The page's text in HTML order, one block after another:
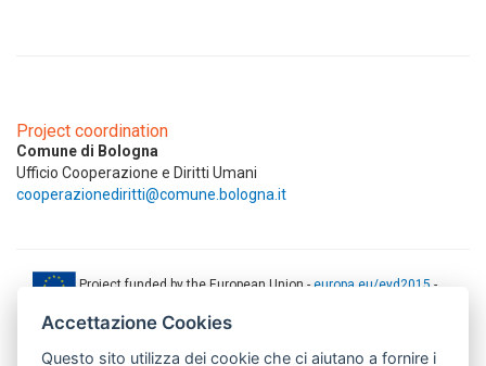
Project coordination
Comune di Bologna
Ufficio Cooperazione e Diritti Umani
cooperazionediritti@comune.bologna.it
Project funded by the European Union -europa.eu/eyd2015 -
European Union. The contents of this document are the sole
Accettazione Cookies
Questo sito utilizza dei cookie che ci aiutano a fornire i